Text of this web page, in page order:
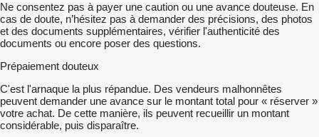
Ne consentez pas à payer une caution ou une avance douteuse. En
cas de doute, n’hésitez pas à demander des précisions, des photos
et des documents supplémentaires, vérifier l'authenticité des
documents ou encore poser des questions.
Prépaiement douteux
C'est l'arnaque la plus répandue. Des vendeurs malhonnêtes
peuvent demander une avance sur le montant total pour « réserver »
votre achat. De cette manière, ils peuvent recueillir un montant
considérable, puis disparaître.